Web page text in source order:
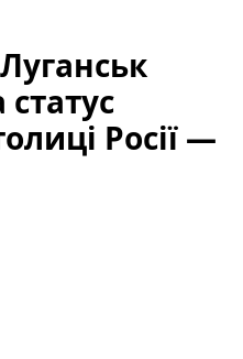
Росії —